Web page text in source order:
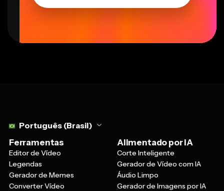
Português (Brasil)
Ferramentas
Editor de Vídeo
Legendas
Gerador de Memes
Converter Vídeo
Alimentado por IA
Corte Inteligente
Gerador de Vídeo com IA
Áudio Limpo
Gerador de Imagens por IA